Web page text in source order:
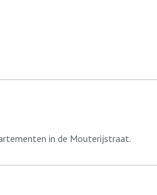
in de Mouterijstraat.